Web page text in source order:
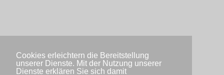
Cookies erleichtern die Bereitstellung
unserer Dienste. Mit der Nutzung unserer
Dienste erklären Sie sich damit